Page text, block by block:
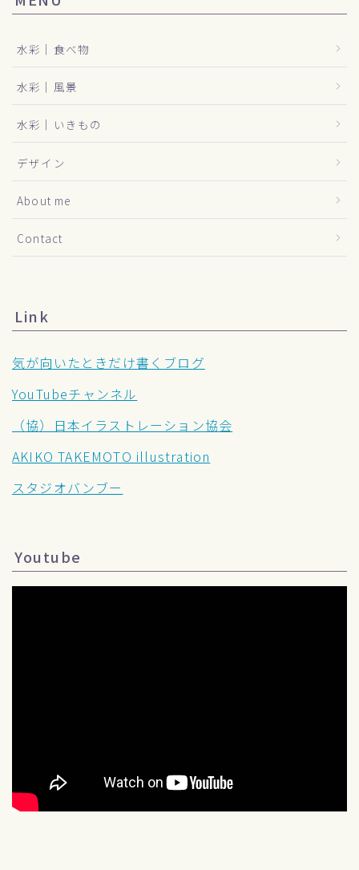
水彩｜食べ物
水彩｜風景
水彩｜いきもの
デザイン
About me
Contact
Link
気が向いたときだけ書くブログ
YouTubeチャンネル
（協）日本イラストレーション協会
AKIKO TAKEMOTO illustration
スタジオバンブー
Youtube